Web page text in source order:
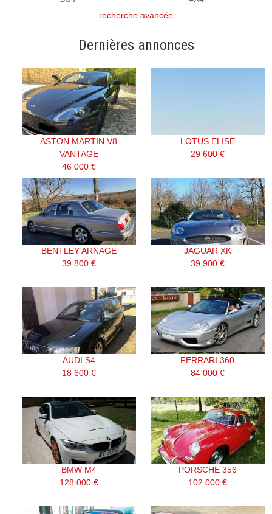
recherche avancée
Dernières annonces
ASTON MARTIN V8
VANTAGE
46 000 €
LOTUS ELISE
29 600 €
BENTLEY ARNAGE
39 800 €
JAGUAR XK
39 900 €
AUDI S4
18 600 €
FERRARI 360
84 000 €
BMW M4
128 000 €
PORSCHE 356
102 000 €